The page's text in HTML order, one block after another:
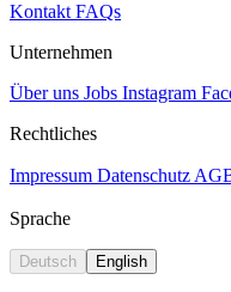
KontaktFAQs
Unternehmen
Über uns Jobs Instagram
Rechtliches
Impressum Datenschutz
Sprache
Deutsch English